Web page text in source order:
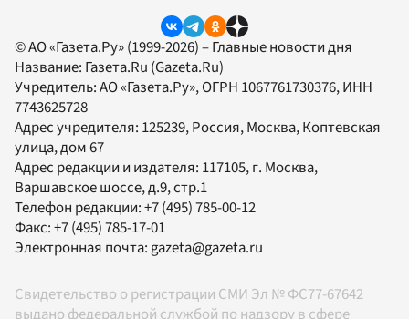
© АО «Газета.Ру» (1999-2026) – Главные новости дня
Название: Газета.Ru (Gazeta.Ru)
Учредитель:АО «Газета.Ру», ОГРН 1067761730376, ИНН
7743625728
Адрес учредителя: 125239, Россия, Москва, Коптевская
улица, дом 67
Адрес редакции и издателя: 117105, г. Москва,
Варшавское шоссе, д.9, стр.1
Телефон редакции:+7 (495) 785-00-12
Факс:+7 (495) 785-17-01
Электронная почта:gazeta@gazeta.ru
Свидетельство о регистрации СМИ Эл № ФС77-67642
выдано федеральной службой по надзору в сфере